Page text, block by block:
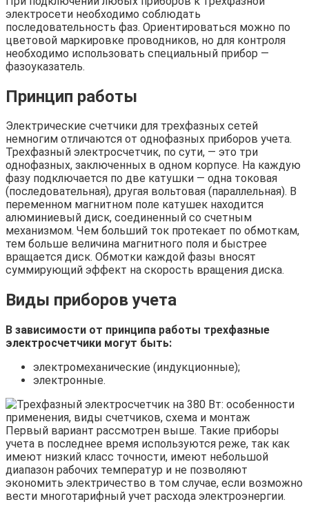
электросети необходимо соблюдать
последовательность фаз. Ориентироваться можно по
цветовой маркировке проводников, но для контроля
необходимо использовать специальный прибор —
фазоуказатель.
Принцип работы
Электрические счетчики для трехфазных сетей
немногим отличаются от однофазных приборов учета.
Трехфазный электросчетчик, по сути, — это три
однофазных, заключенных в одном корпусе. На каждую
фазу подключается по две катушки — одна токовая
(последовательная), другая вольтовая (параллельная). В
переменном магнитном поле катушек находится
алюминиевый диск, соединенный со счетным
механизмом. Чем больший ток протекает по обмоткам,
тем больше величина магнитного поля и быстрее
вращается диск. Обмотки каждой фазы вносят
суммирующий эффект на скорость вращения диска.
Виды приборов учета
В зависимости от принципа работы трехфазные
электросчетчики могут быть:
электромеханические (индукционные);
электронные.
Первый вариант рассмотрен выше. Такие приборы
учета в последнее время используются реже, так как
имеют низкий класс точности, имеют небольшой
диапазон рабочих температур и не позволяют
экономить электричество в том случае, если возможно
вести многотарифный учет расхода электроэнергии.